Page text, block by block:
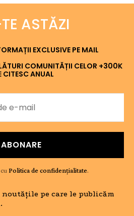
ASTĂZI
EXCLUSIVE PE MAIL
COMUNITĂȚII CELOR +300K
CITESC ANUAL
ABONARE
Politica de confidențialitate.
pe care le publicăm